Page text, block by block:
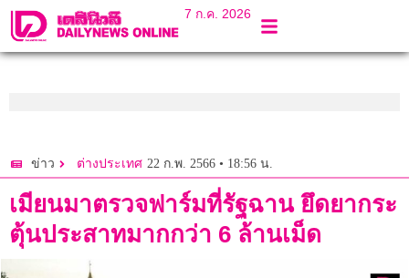
7 ก.ค. 2026
ข่าว ต่างประเทศ 22 ก.พ. 2566 • 18:56 น.
เมียนมาตรวจฟาร์มที่รัฐฉาน ยึดยากระ
ตุ้นประสาทมากกว่า 6 ล้านเม็ด